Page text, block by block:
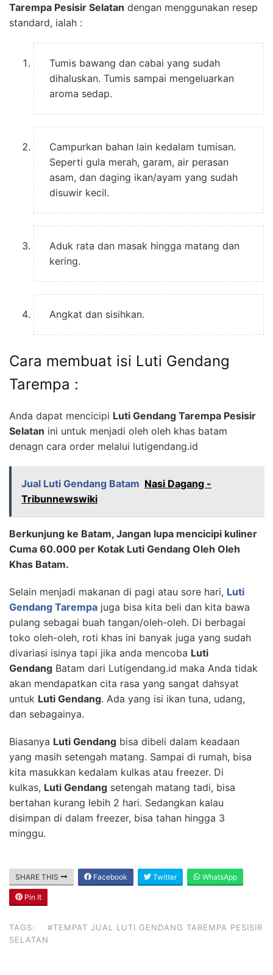
Tarempa Pesisir Selatan dengan menggunakan resep
standard, ialah :
Tumis bawang dan cabai yang sudah
dihaluskan. Tumis sampai mengeluarkan
aroma sedap.
Campurkan bahan lain kedalam tumisan.
Seperti gula merah, garam, air perasan
asam, dan daging ikan/ayam yang sudah
disuwir kecil.
Aduk rata dan masak hingga matang dan
kering.
Angkat dan sisihkan.
Cara membuat isi Luti Gendang
Tarempa :
Anda dapat mencicipi Luti Gendang Tarempa Pesisir
Selatan ini untuk menjadi oleh oleh khas batam
denagn cara order melalui lutigendang.id
Jual Luti Gendang Batam Nasi Dagang -
Tribunnewswiki
Berkunjung ke Batam, Jangan lupa mencicipi kuliner
Cuma 60.000 per Kotak Luti Gendang Oleh Oleh
Khas Batam.
Selain menjadi makanan di pagi atau sore hari, Luti
Gendang Tarempa juga bisa kita beli dan kita bawa
pulang sebagai buah tangan/oleh-oleh. Di berbagai
toko oleh-oleh, roti khas ini banyak juga yang sudah
divariasi isinya tapi jika anda mencoba Luti
Gendang Batam dari Lutigendang.id maka Anda tidak
akan mendapatkan cita rasa yang sangat dahsyat
untuk Luti Gendang. Ada yang isi ikan tuna, udang,
dan sebagainya.
Biasanya Luti Gendang bisa dibeli dalam keadaan
yang masih setengah matang. Sampai di rumah, bisa
kita masukkan kedalam kulkas atau freezer. Di
kulkas, Luti Gendang setengah matang tadi, bisa
bertahan kurang lebih 2 hari. Sedangkan kalau
disimpan di dalam freezer, bisa tahan hingga 3
minggu.
SHARE THIS Facebook Twitter WhatsApp
Pin It
TAGS:
#TEMPAT JUAL LUTI GENDANG TAREMPA PESISIR
SELATAN